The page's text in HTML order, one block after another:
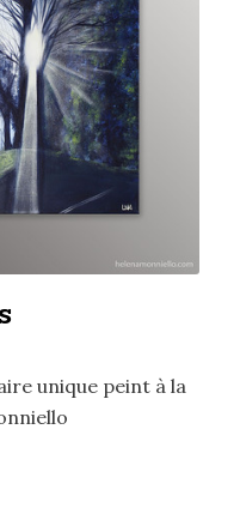
unique peint à la